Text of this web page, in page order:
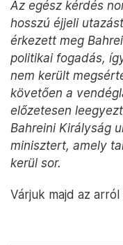
Az egész kérdés
hosszú éjjeli
érkezett meg
politikai fogadás,
nem került
követően a
előzetesen
Bahreini Királyság
minisztert, amely
kerül sor.
Várjuk majd az